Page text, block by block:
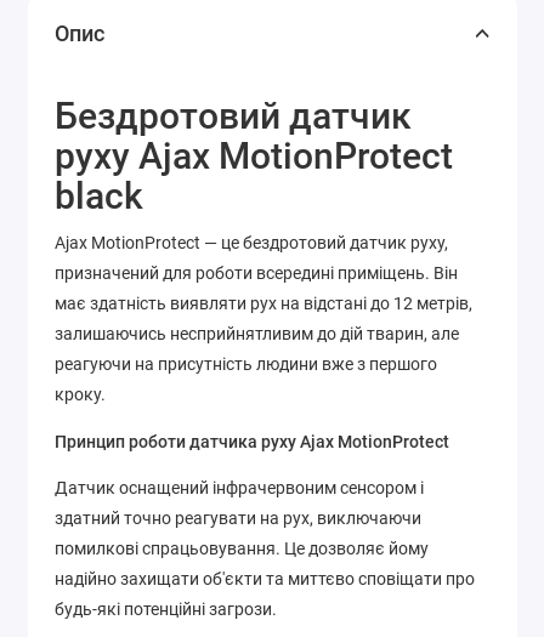
Опис
Бездротовий датчик
руху Ajax MotionProtect
black
Ajax MotionProtect — це бездротовий датчик руху,
призначений для роботи всередині приміщень. Він
має здатність виявляти рух на відстані до 12 метрів,
залишаючись несприйнятливим до дій тварин, але
реагуючи на присутність людини вже з першого
кроку.
Принцип роботи датчика руху Ajax MotionProtect
Датчик оснащений інфрачервоним сенсором і
здатний точно реагувати на рух, виключаючи
помилкові спрацьовування. Це дозволяє йому
надійно захищати об'єкти та миттєво сповіщати про
будь-які потенційні загрози.